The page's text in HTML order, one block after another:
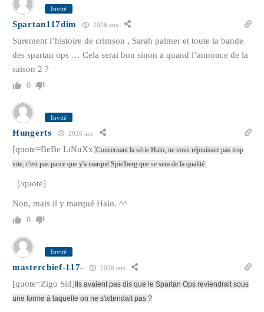
Invité
Spartan117dim 2026 ans
Surement l’histoire de crimson , Sarah palmer et toute la bande
des spartan ops … Cela serai bon sinon a quand l’annonce de la
saison 2 ?
0
Invité
Hungerts 2026 ans
[quote=BeBe LiNuXx]Concernant la série Halo, ne vous réjouissez pas trop
vite, c'est pas parce que y'a marqué Spielberg que se sera de la qualité.
[/quote]
Non, mais il y marqué Halo. ^^
0
Invité
masterchief-117- 2026 ans
[quote=Zigo Sid] Ils avaient pas dis que le Spartan Ops reviendrait sous
une forme à laquelle on ne s'attendait pas ?